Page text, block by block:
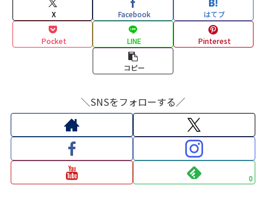
X Facebook はてブ
Pocket LINE Pinterest
コピー
＼SNSをフォローする／
0